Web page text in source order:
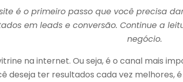
é o primeiro passo que você precisa
em leads e conversão. Continue a
negócio.
na internet. Ou seja, é o canal mais
deseja ter resultados cada vez